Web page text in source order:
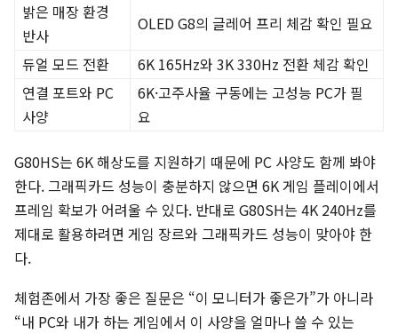
밝은 매장 환경
반사
OLED G8의 글레어 프리 체감 확인 필요
듀얼 모드 전환
6K 165Hz와 3K 330Hz 전환 체감 확인
연결 포트와 PC
사양
6K·고주사율 구동에는 고성능 PC가 필
요
G80HS는 6K 해상도를 지원하기 때문에 PC 사양도 함께 봐야
한다. 그래픽카드 성능이 충분하지 않으면 6K 게임 플레이에서
프레임 확보가 어려울 수 있다. 반대로 G80SH는 4K 240Hz를
제대로 활용하려면 게임 장르와 그래픽카드 성능이 맞아야 한
다.
체험존에서 가장 좋은 질문은 “이 모니터가 좋은가”가 아니라
“내 PC와 내가 하는 게임에서 이 사양을 얼마나 쓸 수 있는